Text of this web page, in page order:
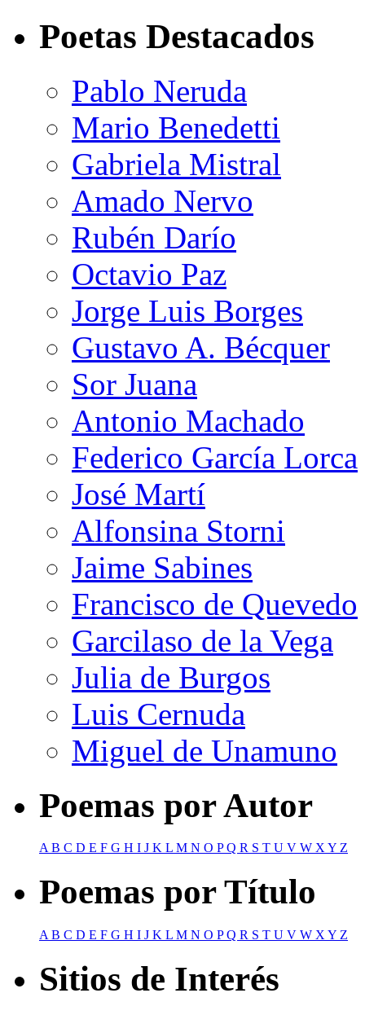
Poetas Destacados
Pablo Neruda
Mario Benedetti
Gabriela Mistral
Amado Nervo
Rubén Darío
Octavio Paz
Jorge Luis Borges
Gustavo A. Bécquer
Sor Juana
Antonio Machado
Federico García Lorca
José Martí
Alfonsina Storni
Jaime Sabines
Francisco de Quevedo
Garcilaso de la Vega
Julia de Burgos
Luis Cernuda
Miguel de Unamuno
Poemas por Autor
AB C D E F G H I J K L M N O PQ R S T U V W XY Z
Poemas por Título
A B C D E F G H I J K L M N O PQ R S T U V W X Y Z
Sitios de Interés